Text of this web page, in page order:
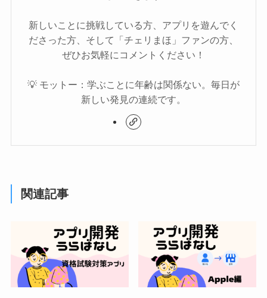
新しいことに挑戦している方、アプリを遊んでく
ださった方、そして「チェリまほ」ファンの方、
ぜひお気軽にコメントください！
💡 モットー：学ぶことに年齢は関係ない。毎日が
新しい発見の連続です。
関連記事